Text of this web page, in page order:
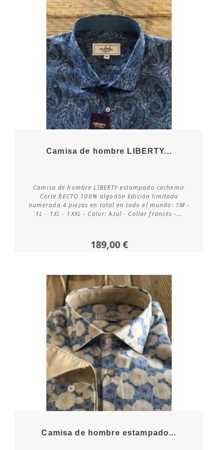
Consultar disponibilidad
Camisa de hombre LIBERTY...
Camisa de hombre LIBERTY estampado cachemir
Corte RECTO 100% algodón Edición limitada
numerada 4 piezas en total en todo el mundo: 1M -
1L - 1XL - 1XXL - Color: Azul - Collar francés -...
189,00 €
Camisa de hombre estampado...